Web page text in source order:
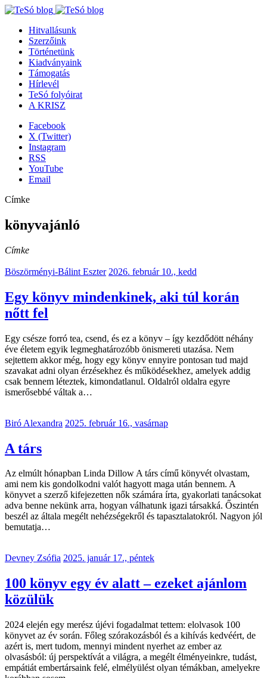
Hitvallásunk
Szerzőink
Történetünk
Kiadványaink
Támogatás
Hírlevél
TeSó folyóirat
A KRISZ
Facebook
X (Twitter)
Instagram
RSS
YouTube
Email
Címke
könyvajánló
Címke
Böszörményi-Bálint Eszter 2026. február 10., kedd
Egy könyv mindenkinek, aki túl korán
nőtt fel
Egy csésze forró tea, csend, és ez a könyv – így kezdődött néhány
éve életem egyik legmeghatározóbb önismereti utazása. Nem
sejtettem akkor még, hogy egy könyv ennyire pontosan tud majd
szavakat adni olyan érzésekhez és működésekhez, amelyek addig
csak bennem léteztek, kimondatlanul. Oldalról oldalra egyre
ismerősebbé váltak a…
Biró Alexandra 2025. február 16., vasárnap
A társ
Az elmúlt hónapban Linda Dillow A társ című könyvét olvastam,
ami nem kis gondolkodni valót hagyott maga után bennem. A
könyvet a szerző kifejezetten nők számára írta, gyakorlati tanácsokat
adva benne nekünk arra, hogyan válhatunk igazi társakká. Őszintén
beszél az általa megélt nehézségekről és tapasztalatokról. Nagyon jól
bemutatja…
Devney Zsófia 2025. január 17., péntek
100 könyv egy év alatt – ezeket ajánlom
közülük
2024 elején egy merész újévi fogadalmat tettem: elolvasok 100
könyvet az év során. Főleg szórakozásból és a kihívás kedvéért, de
azért is, mert tudom, mennyi mindent nyerhet az ember az
olvasásból: új perspektívát a világra, a megélt élményeinkre, tudást,
empátiát embertársaink felé, elmélyülést olyan témákban, amelyekre